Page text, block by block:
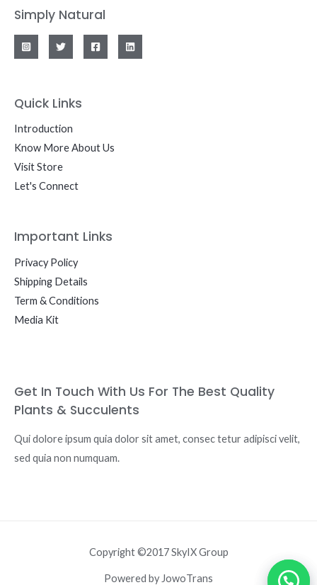
Simply Natural
Quick Links
Introduction
Know More About Us
Visit Store
Let's Connect
Important Links
Privacy Policy
Shipping Details
Term & Conditions
Media Kit
Get In Touch With Us For The Best Quality
Plants & Succulents
Qui dolore ipsum quia dolor sit amet, consec tetur adipisci velit,
sed quia non numquam.
Copyright ©2017 SkyIX Group
Powered by JowoTrans